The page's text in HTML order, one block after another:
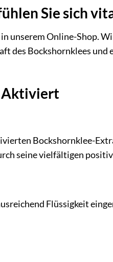
Sie sich
unserem Online-Shop.
des Bockshornklees und
Aktiviert
Bockshornklee-
seine vielfältigen
Flüssigkeit